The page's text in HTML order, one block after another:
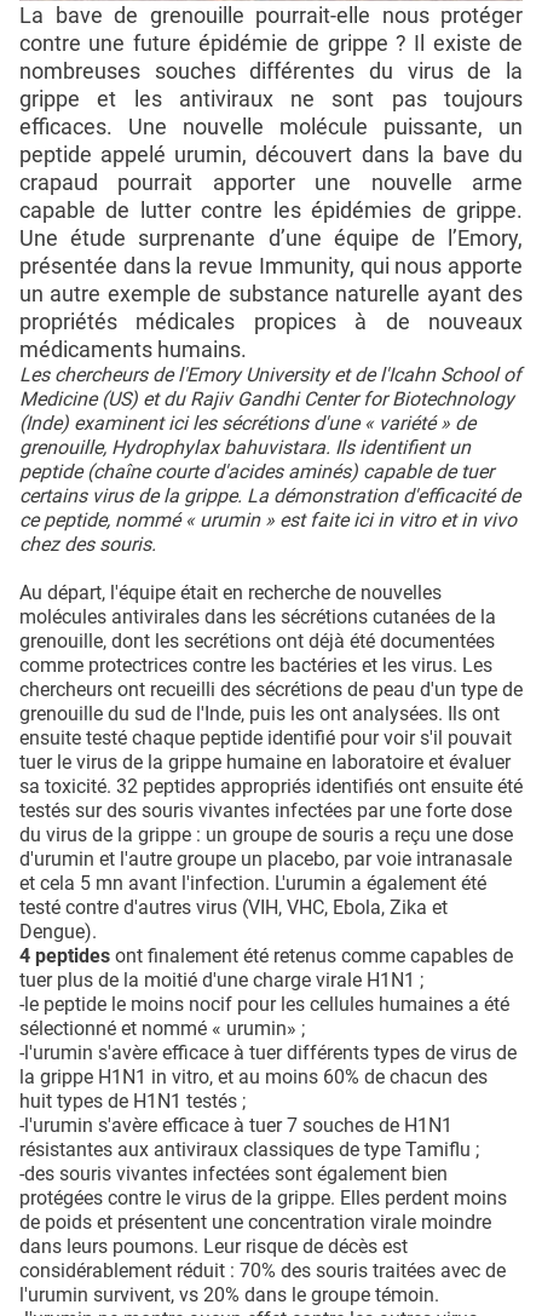
La bave de grenouille pourrait-elle nous protéger
contre une future épidémie de grippe ? Il existe de
nombreuses souches différentes du virus de la
grippe et les antiviraux ne sont pas toujours
efficaces. Une nouvelle molécule puissante, un
peptide appelé urumin, découvert dans la bave du
crapaud pourrait apporter une nouvelle arme
capable de lutter contre les épidémies de grippe.
Une étude surprenante d’une équipe de l’Emory,
présentée dans la revue Immunity, qui nous apporte
un autre exemple de substance naturelle ayant des
propriétés médicales propices à de nouveaux
médicaments humains.
Les chercheurs de l'Emory University et de l'Icahn School of
Medicine (US) et du Rajiv Gandhi Center for Biotechnology
(Inde) examinent ici les sécrétions d'une « variété » de
grenouille, Hydrophylax bahuvistara. Ils identifient un
peptide (chaîne courte d'acides aminés) capable de tuer
certains virus de la grippe. La démonstration d'efficacité de
ce peptide, nommé « urumin » est faite ici in vitro et in vivo
chez des souris.
Au départ, l'équipe était en recherche de nouvelles
molécules antivirales dans les sécrétions cutanées de la
grenouille, dont les secrétions ont déjà été documentées
comme protectrices contre les bactéries et les virus. Les
chercheurs ont recueilli des sécrétions de peau d'un type de
grenouille du sud de l'Inde, puis les ont analysées. Ils ont
ensuite testé chaque peptide identifié pour voir s'il pouvait
tuer le virus de la grippe humaine en laboratoire et évaluer
sa toxicité. 32 peptides appropriés identifiés ont ensuite été
testés sur des souris vivantes infectées par une forte dose
du virus de la grippe : un groupe de souris a reçu une dose
d'urumin et l'autre groupe un placebo, par voie intranasale
et cela 5 mn avant l'infection. L'urumin a également été
testé contre d'autres virus (VIH, VHC, Ebola, Zika et
Dengue).
4 peptides ont finalement été retenus comme capables de
tuer plus de la moitié d'une charge virale H1N1 ;
-le peptide le moins nocif pour les cellules humaines a été
sélectionné et nommé « urumin» ;
-l'urumin s'avère efficace à tuer différents types de virus de
la grippe H1N1 in vitro, et au moins 60% de chacun des
huit types de H1N1 testés ;
-l'urumin s'avère efficace à tuer 7 souches de H1N1
résistantes aux antiviraux classiques de type Tamiflu ;
-des souris vivantes infectées sont également bien
protégées contre le virus de la grippe. Elles perdent moins
de poids et présentent une concentration virale moindre
dans leurs poumons. Leur risque de décès est
considérablement réduit : 70% des souris traitées avec de
l'urumin survivent, vs 20% dans le groupe témoin.